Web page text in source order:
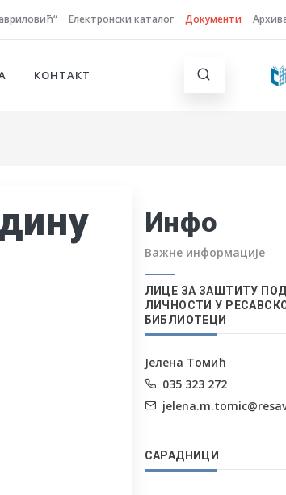
Електронски каталог Документи
КОНТАКТ
Инфо
Важне информације
ЛИЦЕ ЗА ЗАШТИТУ
ЛИЧНОСТИ У
БИБЛИОТЕЦИ
Јелена Томић
035 323 272
САРАДНИЦИ